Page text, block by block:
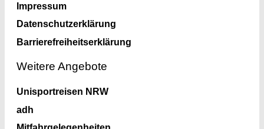
Impressum
Datenschutzerklärung
Barrierefreiheitserklärung
Weitere Angebote
Unisportreisen NRW
adh